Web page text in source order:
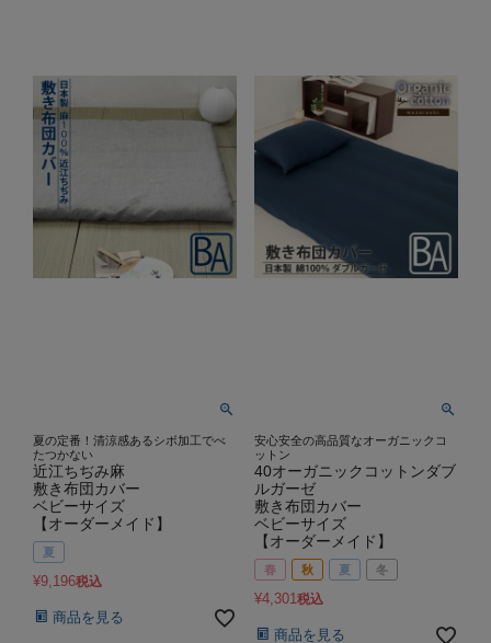
夏の定番！清涼感あるシボ加工でべ
たつかない
近江ちぢみ麻
敷き布団カバー
ベビーサイズ
【オーダーメイド】
夏
¥9,196税込
商品を見る
安心安全の高品質なオーガニックコ
ットン
40オーガニックコットンダブ
ルガーゼ
敷き布団カバー
ベビーサイズ
【オーダーメイド】
春 秋 夏 冬
¥4,301税込
商品を見る